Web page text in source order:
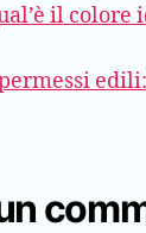
il colore